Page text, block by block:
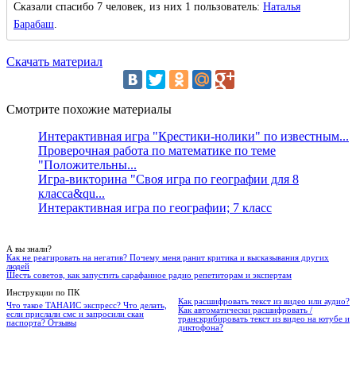
Сказали спасибо 7 человек, из них 1 пользователь: Наталья
Барабаш.
Скачать материал
Смотрите похожие материалы
Интерактивная игра "Крестики-нолики" по известным...
Проверочная работа по математике по теме
"Положительны...
Игра-викторина "Своя игра по географии для 8
класса&qu...
Интерактивная игра по географии; 7 класс
А вы знали?
Как не реагировать на негатив? Почему меня ранит критика и высказывания других
людей
Шесть советов, как запустить сарафанное радио репетиторам и экспертам
Инструкции по ПК
Что такое ТАНАИС экспресс? Что делать,
если прислали смс и запросили скан
паспорта? Отзывы
Как расшифровать текст из видео или аудио?
Как автоматически расшифровать /
транскрибировать текст из видео на ютубе и
диктофона?